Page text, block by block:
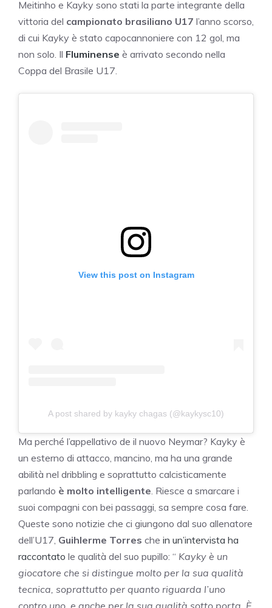
Meitinho e Kayky sono stati la parte integrante della
vittoria del campionato brasiliano U17 l’anno scorso,
di cui Kayky è stato capocannoniere con 12 gol, ma
non solo. Il Fluminense è arrivato secondo nella
Coppa del Brasile U17.
View this post on Instagram
A post shared by kayky chagas (@kaykysc10)
Ma perché l’appellativo de il nuovo Neymar? Kayky è
un esterno di attacco, mancino, ma ha una grande
abilità nel dribbling e soprattutto calcisticamente
parlando è molto intelligente . Riesce a smarcare i
suoi compagni con bei passaggi, sa sempre cosa fare.
Queste sono notizie che ci giungono dal suo allenatore
dell’U17, Guihlerme Torres che in un’intervista ha
raccontato le qualità del suo pupillo: “ Kayky è un
giocatore che si distingue molto per la sua qualità
tecnica, soprattutto per quanto riguarda l’uno
contro uno, e anche per la sua qualità sotto porta. È